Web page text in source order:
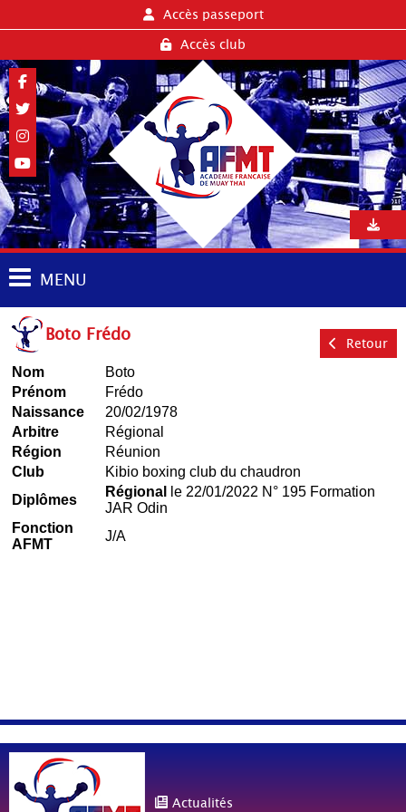
Accès passeport
Accès club
MENU
Boto Frédo Retour
Nom
Boto
Prénom
Frédo
Naissance
20/02/1978
Arbitre
Régional
Région
Réunion
Club
Kibio boxing club du chaudron
Diplômes
Régional
le 22/01/2022 N° 195 Formation
JAR Odin
Fonction
AFMT
J/A
Actualités